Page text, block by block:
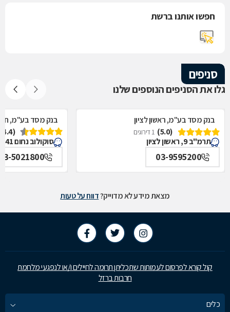
חפשו אותנו ברשת
סניפים
גלו את הסניפים הנוספים שלנו
בנק מסד בע"מ, ראשון לציון
(5.0)
1 דירוגים
תרמ"ב 9, ראשון לציון
03-9595200
בנק מסד בע"מ,
(4.4)
סוקולוב נחום 41, חולון
5021800
מצאת מידע לא מדוייק?דווח על טעות
קול קורא לפרסום לעמותות שתכליתן תרומה לחיילים ו/או לנפגעי מלחמת
חרבות ברזל
כלים